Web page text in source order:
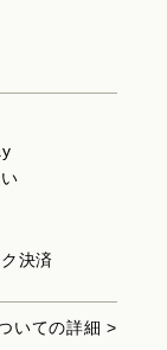
決済
いての詳細 >